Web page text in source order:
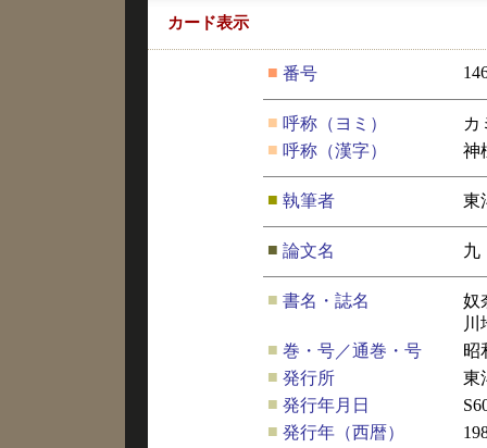
カード表示
■ 番号
■ 呼称（ヨミ）
カ
■ 呼称（漢字） 神
■ 執筆者 東
■ 論文名 九
■ 書名・誌名
奴
■ 巻・号／通巻・号
昭
■ 発行所
東
■ 発行年月日
■ 発行年（西暦）